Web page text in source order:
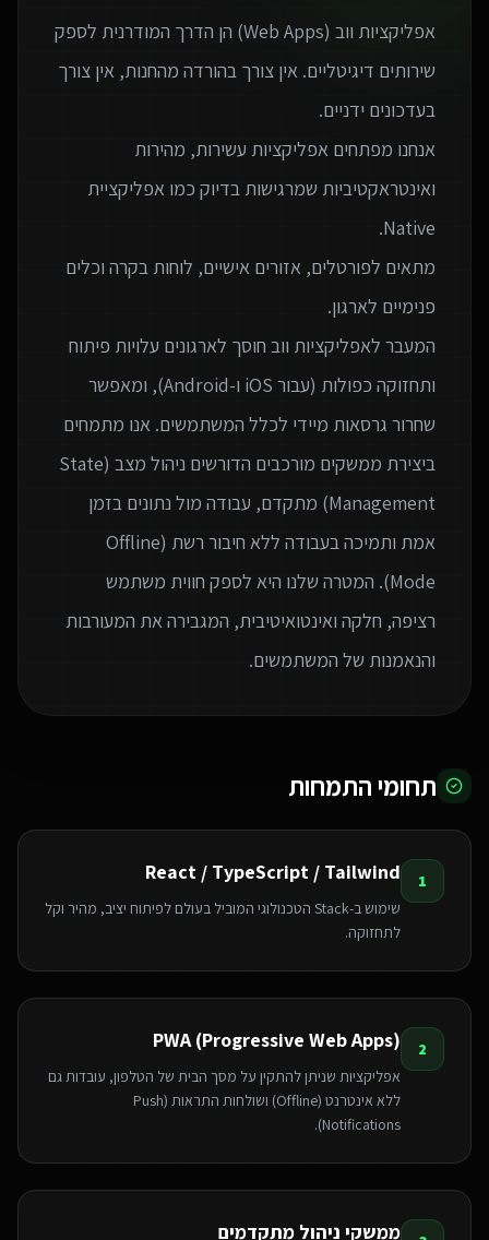
אפליקציות ווב (Web Apps) הן הדרך המודרנית לספק
שירותים דיגיטליים. אין צורך בהורדה מהחנות, אין צורך
אנחנו מפתחים אפליקציות עשירות, מהירות
ואינטראקטיביות שמרגישות בדיוק כמו אפליקציית
מתאים לפורטלים, אזורים אישיים, לוחות בקרה וכלים
המעבר לאפליקציות ווב חוסך לארגונים עלויות פיתוח
ותחזוקה כפולות (עבור iOS ו-Android), ומאפשר
שחרור גרסאות מיידי לכלל המשתמשים. אנו מתמחים
ביצירת ממשקים מורכבים הדורשים ניהול מצב (State
Management) מתקדם, עבודה מול נתונים בזמן
אמת ותמיכה בעבודה ללא חיבור רשת (Offline
Mode). המטרה שלנו היא לספק חווית משתמש
רציפה, חלקה ואינטואיטיבית, המגבירה את המעורבות
והנאמנות של המשתמשים.
תחומי התמחות
1
React / TypeScript / Tailwind
שימוש ב-Stack הטכנולוגי המוביל בעולם לפיתוח יציב, מהיר וקל
לתחזוקה.
2
PWA (Progressive Web Apps)
אפליקציות שניתן להתקין על מסך הבית של הטלפון, עובדות גם
ללא אינטרנט (Offline) ושולחות התראות (Push
Notifications).
ממשקי ניהול מתקדמים